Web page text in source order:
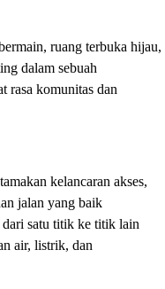
ruang terbuka hijau,
dalam sebuah
rasa komunitas dan
kelancaran akses,
jalan yang baik
satu titik ke titik lain
air, listrik, dan